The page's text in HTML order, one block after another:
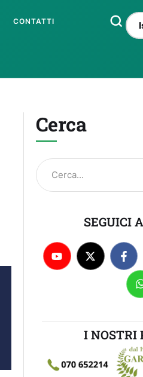
CONTATTI
Cerca
SEGUICI
I NOSTRI